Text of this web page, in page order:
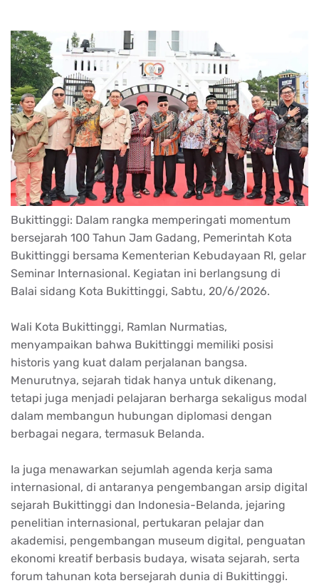
Bukittinggi: Dalam rangka memperingati momentum
bersejarah 100 Tahun Jam Gadang, Pemerintah Kota
Bukittinggi bersama Kementerian Kebudayaan RI, gelar
Seminar Internasional. Kegiatan ini berlangsung di
Balai sidang Kota Bukittinggi, Sabtu, 20/6/2026.
Wali Kota Bukittinggi, Ramlan Nurmatias,
menyampaikan bahwa Bukittinggi memiliki posisi
historis yang kuat dalam perjalanan bangsa.
Menurutnya, sejarah tidak hanya untuk dikenang,
tetapi juga menjadi pelajaran berharga sekaligus modal
dalam membangun hubungan diplomasi dengan
berbagai negara, termasuk Belanda.
Ia juga menawarkan sejumlah agenda kerja sama
internasional, di antaranya pengembangan arsip digital
sejarah Bukittinggi dan Indonesia-Belanda, jejaring
penelitian internasional, pertukaran pelajar dan
akademisi, pengembangan museum digital, penguatan
ekonomi kreatif berbasis budaya, wisata sejarah, serta
forum tahunan kota bersejarah dunia di Bukittinggi.